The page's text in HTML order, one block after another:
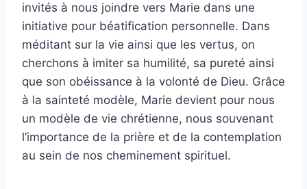
invités à nous joindre vers Marie dans une
initiative pour béatification personnelle. Dans
méditant sur la vie ainsi que les vertus, on
cherchons à imiter sa humilité, sa pureté ainsi
que son obéissance à la volonté de Dieu. Grâce
à la sainteté modèle, Marie devient pour nous
un modèle de vie chrétienne, nous souvenant
l’importance de la prière et de la contemplation
au sein de nos cheminement spirituel.